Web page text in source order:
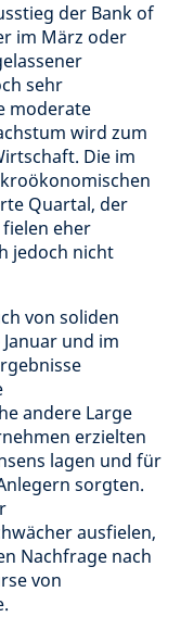
der Bank of
im März oder
sehr
moderate
wird zum
Die im
Quartal, der
eher
jedoch nicht
von soliden
und im
andere Large
erzielten
lagen und für
sorgten.
ausfielen,
Nachfrage nach
von